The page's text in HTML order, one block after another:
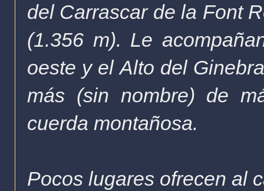
del Carrascar de la Font
(1.356 m). Le
oeste y el Alto del
más (sin nombre) de
cuerda montañosa.
Pocos lugares ofrecen al